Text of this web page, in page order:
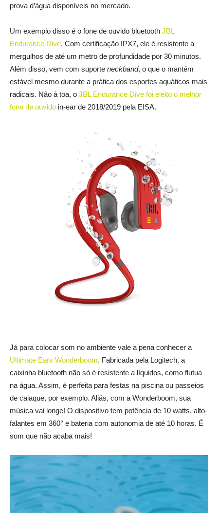
prova d’água disponíveis no mercado.
Um exemplo disso é o fone de ouvido bluetooth JBL
Endurance Dive. Com certificação IPX7, ele é resistente a
mergulhos de até um metro de profundidade por 30 minutos.
Além disso, vem com suporte neckband, o que o mantém
estável mesmo durante a prática dos esportes aquáticos mais
radicais. Não à toa, o JBL Endurance Dive foi eleito o melhor
fone de ouvido in-ear de 2018/2019 pela EISA.
Já para colocar som no ambiente vale a pena conhecer a
Ultimate Ears Wonderboom. Fabricada pela Logitech, a
caixinha bluetooth não só é resistente a líquidos, como flutua
na água. Assim, é perfeita para festas na piscina ou passeios
de caiaque, por exemplo. Aliás, com a Wonderboom, sua
música vai longe! O dispositivo tem potência de 10 watts, alto-
falantes em 360° e bateria com autonomia de até 10 horas. É
som que não acaba mais!